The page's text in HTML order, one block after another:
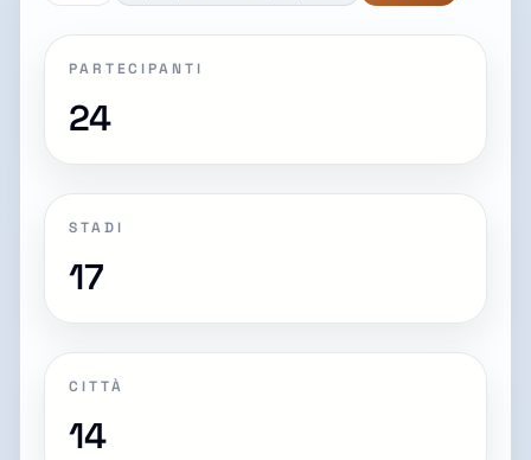
PARTECIPANTI
24
STADI
17
CITTÀ
14